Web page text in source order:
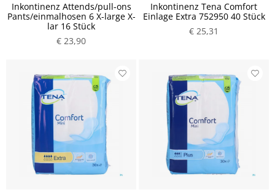
Inkontinenz Attends/pull-ons
Pants/einmalhosen 6 X-large X-
lar 16 Stück
€ 23,90
Inkontinenz Tena Comfort
Einlage Extra 752950 40 Stück
€ 25,31